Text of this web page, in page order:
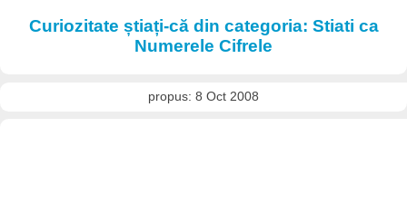
Curiozitate știați-că din categoria: Stiati ca
Numerele Cifrele
propus: 8 Oct 2008